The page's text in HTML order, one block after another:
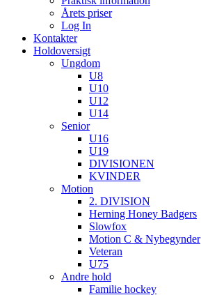
Årets priser
Log In
Kontakter
Holdoversigt
Ungdom
U8
U10
U12
U14
Senior
U16
U19
DIVISIONEN
KVINDER
Motion
2. DIVISION
Herning Honey Badgers
Slowfox
Motion C & Nybegynder
Veteran
U75
Andre hold
Familie hockey